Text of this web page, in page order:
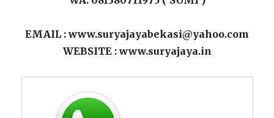
EMAIL : www.suryajayabekasi@yahoo.com
WEBSITE : www.suryajaya.in